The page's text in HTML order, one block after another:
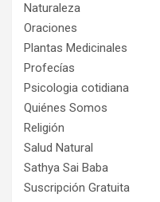
Naturaleza
Oraciones
Plantas Medicinales
Profecías
Psicologia cotidiana
Quiénes Somos
Religión
Salud Natural
Sathya Sai Baba
Suscripción Gratuita